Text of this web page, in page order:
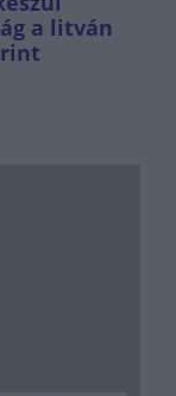
a litván